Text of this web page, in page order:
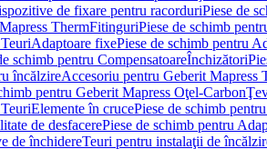
de fixare pentru racorduriPiese de
ThermFitinguriPiese de schimb
Adaptoare fixePiese de schimb pentru
schimb pentru CompensatoareÎnchizători
încălzireAccesoriu pentru Geberit Mapress
pentru Geberit Mapress Oţel-Carbon
Elemente în crucePiese de schimb
de desfacerePiese de schimb pentru
de închidereTeuri pentru instalaţii de